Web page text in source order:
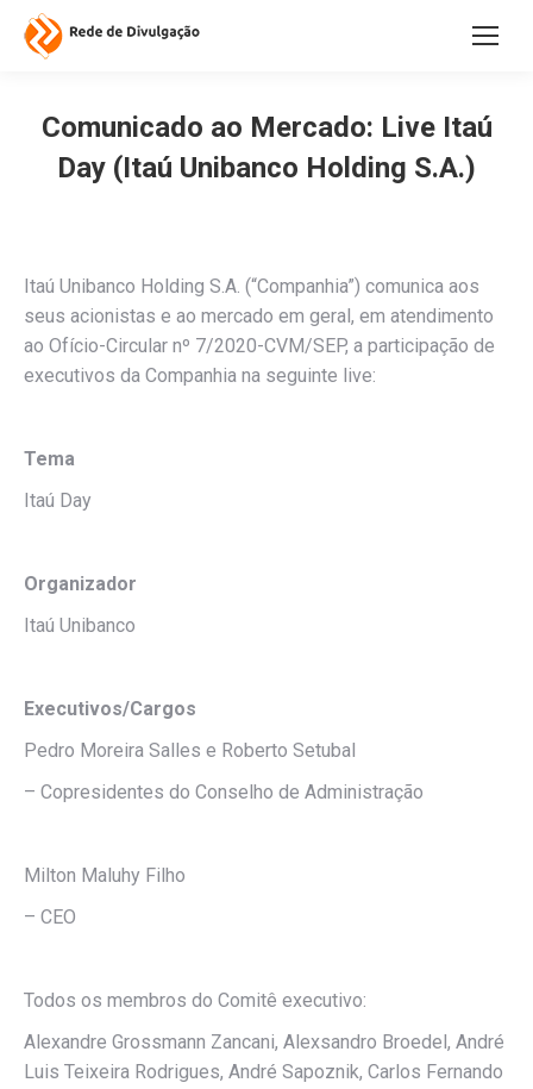
Comunicado ao Mercado: Live Itaú
Day (Itaú Unibanco Holding S.A.)
Itaú Unibanco Holding S.A. (“Companhia”) comunica aos
seus acionistas e ao mercado em geral, em atendimento
ao Ofício-Circular nº 7/2020-CVM/SEP, a participação de
executivos da Companhia na seguinte live:
Tema
Itaú Day
Organizador
Itaú Unibanco
Executivos/Cargos
Pedro Moreira Salles e Roberto Setubal
– Copresidentes do Conselho de Administração
Milton Maluhy Filho
– CEO
Todos os membros do Comitê executivo:
Alexandre Grossmann Zancani, Alexsandro Broedel, André
Luis Teixeira Rodrigues, André Sapoznik, Carlos Fernando